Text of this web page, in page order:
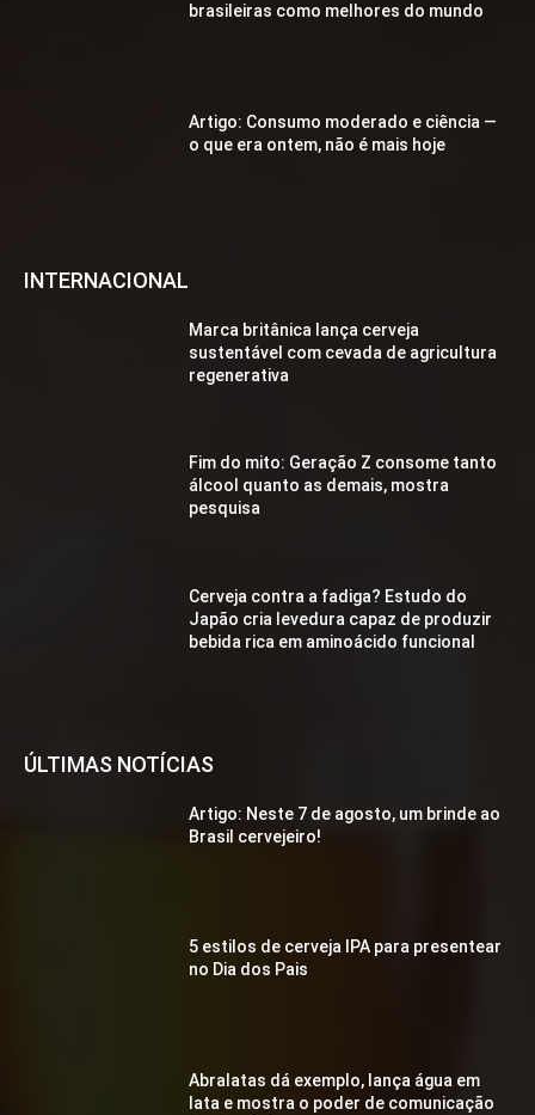
brasileiras como melhores do mundo
Artigo: Consumo moderado e ciência —
o que era ontem, não é mais hoje
INTERNACIONAL
Marca britânica lança cerveja
sustentável com cevada de agricultura
regenerativa
Fim do mito: Geração Z consome tanto
álcool quanto as demais, mostra
pesquisa
Cerveja contra a fadiga? Estudo do
Japão cria levedura capaz de produzir
bebida rica em aminoácido funcional
ÚLTIMAS NOTÍCIAS
Artigo: Neste 7 de agosto, um brinde ao
Brasil cervejeiro!
5 estilos de cerveja IPA para presentear
no Dia dos Pais
Abralatas dá exemplo, lança água em
lata e mostra o poder de comunicação